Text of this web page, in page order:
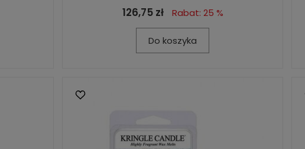
126,75 zł Rabat: 25 %
Do koszyka